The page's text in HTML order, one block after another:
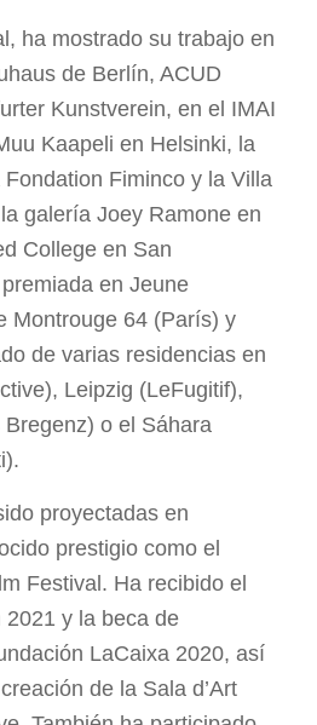
ha mostrado su trabajo en
de Berlín, ACUD
Kunstverein, en el IMAI
Kaapeli en Helsinki, la
Fiminco y la Villa
galería Joey Ramone en
College en San
en Jeune
Montrouge 64 (París) y
de varias residencias en
Leipzig (LeFugitif),
o el Sáhara
proyectadas en
prestigio como el
Festival. Ha recibido el
y la beca de
LaCaixa 2020, así
de la Sala d’Art